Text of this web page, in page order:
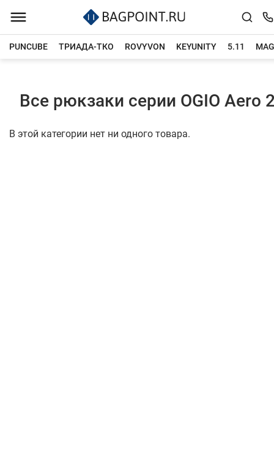
PUNCUBE ТРИАДА-ТКО ROVYVON KEYUNITY 5.11
Все рюкзаки серии OGIO Aero
В этой категории нет ни одного товара.